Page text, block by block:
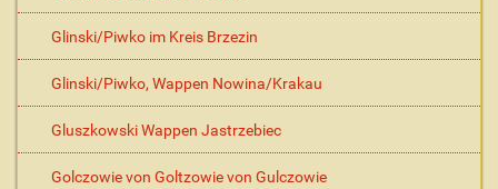
Glinski/Piwko im Kreis Brzezin
Glinski/Piwko, Wappen Nowina/Krakau
Gluszkowski Wappen Jastrzebiec
Golczowie von Goltzowie von Gulczowie